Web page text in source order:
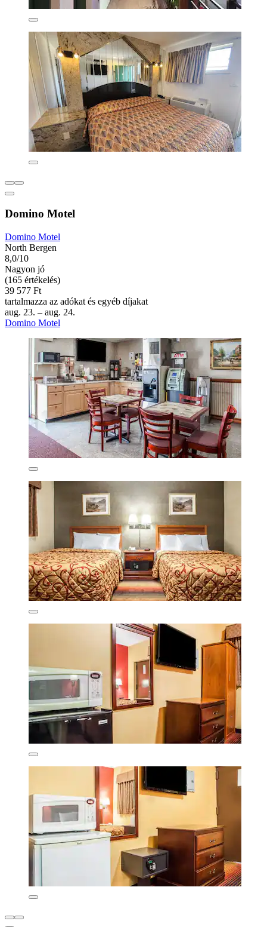
Domino Motel
Domino Motel
North Bergen
8,0/10
Nagyon jó
(165 értékelés)
39 577 Ft
tartalmazza az adókat és egyéb díjakat
aug. 23. – aug. 24.
Domino Motel